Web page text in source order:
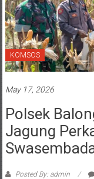
KOMSOS
May 17, 2026
Polsek
Jagung
Posted By: admin